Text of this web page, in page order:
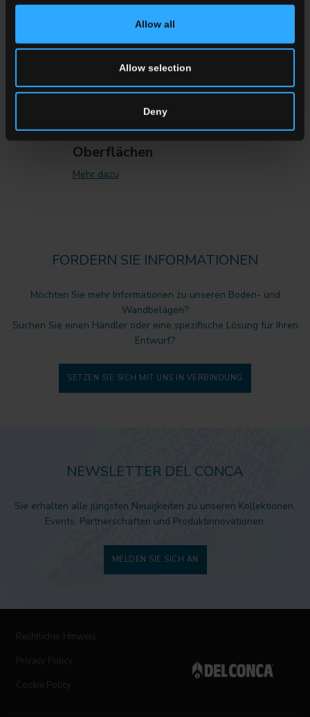
Allow all
Allow selection
Deny
Marble Boutique: Die Eleganz
von Marmor trifft auf innovative
Oberflächen
Mehr dazu
FORDERN SIE INFORMATIONEN
Möchten Sie mehr Informationen zu unseren Boden- und
Wandbelägen?
Suchen Sie einen Händler oder eine spezifische Lösung für Ihren
Entwurf?
SETZEN SIE SICH MIT UNS IN VERBINDUNG
NEWSLETTER DEL CONCA
Sie erhalten alle jüngsten Neuigkeiten zu unseren Kollektionen,
Events, Partnerschaften und Produktinnovationen.
MELDEN SIE SICH AN
Rechtlicher Hinweis
Privacy Policy
Cookie Policy